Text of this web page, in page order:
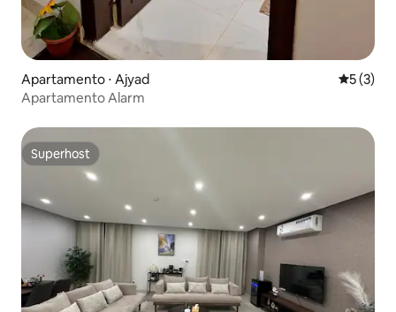
Apartamento ⋅ Ajyad 5 de
5 (3)
Apartamento Alarm
Superhost
Superhost